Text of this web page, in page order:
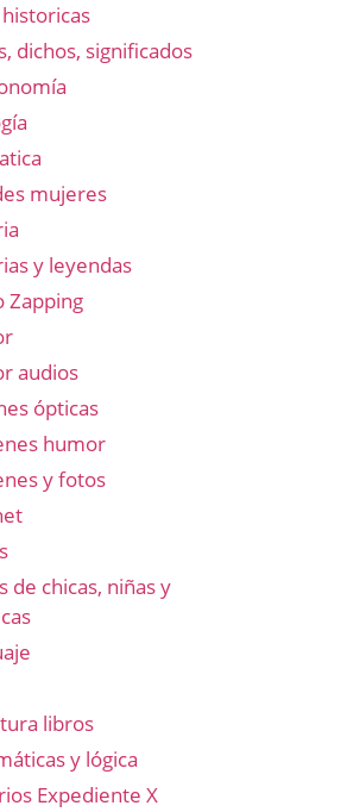
dichos, significados
mujeres
y leyendas
Zapping
audios
ópticas
humor
y fotos
de chicas, niñas y
libros
y lógica
Expediente X